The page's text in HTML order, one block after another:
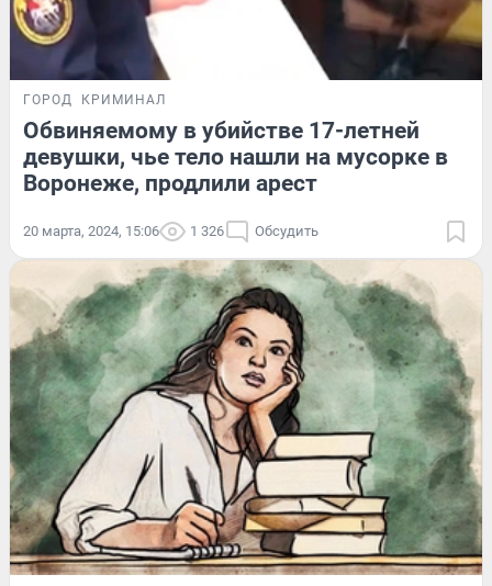
ГОРОД КРИМИНАЛ
Обвиняемому в убийстве 17-летней
девушки, чье тело нашли на мусорке в
Воронеже, продлили арест
20 марта, 2024, 15:06 1 326 Обсудить